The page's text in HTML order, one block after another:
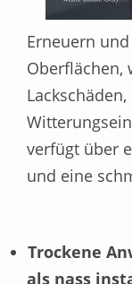
Erneuern
Oberflächen,
verfügt über
und eine
Trockene
als nass